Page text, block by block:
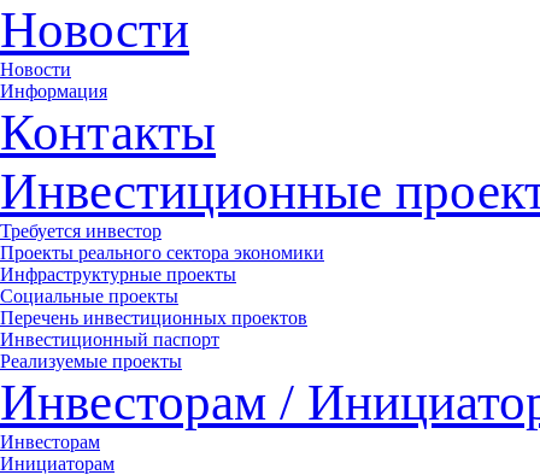
Новости
Новости
Информация
Контакты
Инвестиционные
Требуется инвестор
Проекты реального сектора экономики
Инфраструктурные проекты
Социальные проекты
Перечень инвестиционных проектов
Инвестиционный паспорт
Реализуемые проекты
Инвесторам /
Инвесторам
Инициаторам